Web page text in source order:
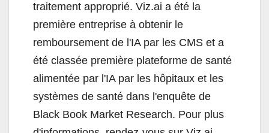
traitement approprié. Viz.ai a été la
première entreprise à obtenir le
remboursement de l'IA par les CMS et a
été classée première plateforme de santé
alimentée par l'IA par les hôpitaux et les
systèmes de santé dans l'enquête de
Black Book Market Research. Pour plus